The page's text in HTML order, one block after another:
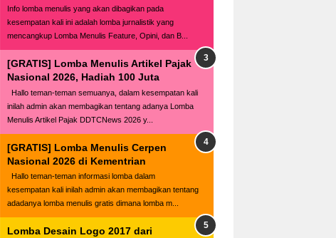
Info lomba menulis yang akan dibagikan pada
kesempatan kali ini adalah lomba jurnalistik yang
mencangkup Lomba Menulis Feature, Opini, dan B...
[GRATIS] Lomba Menulis Artikel Pajak
Nasional 2026, Hadiah 100 Juta
Hallo teman-teman semuanya, dalam kesempatan kali
inilah admin akan membagikan tentang adanya Lomba
Menulis Artikel Pajak DDTCNews 2026 y...
[GRATIS] Lomba Menulis Cerpen
Nasional 2026 di Kementrian
Hallo teman-teman informasi lomba dalam
kesempatan kali inilah admin akan membagikan tentang
adadanya lomba menulis gratis dimana lomba m...
Lomba Desain Logo 2017 dari